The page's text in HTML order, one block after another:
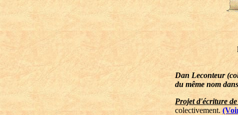
Dan Leconteur
du même nom
Projet d'écriture
colectivement.